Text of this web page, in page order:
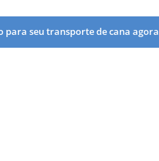
seu transporte de cana agora